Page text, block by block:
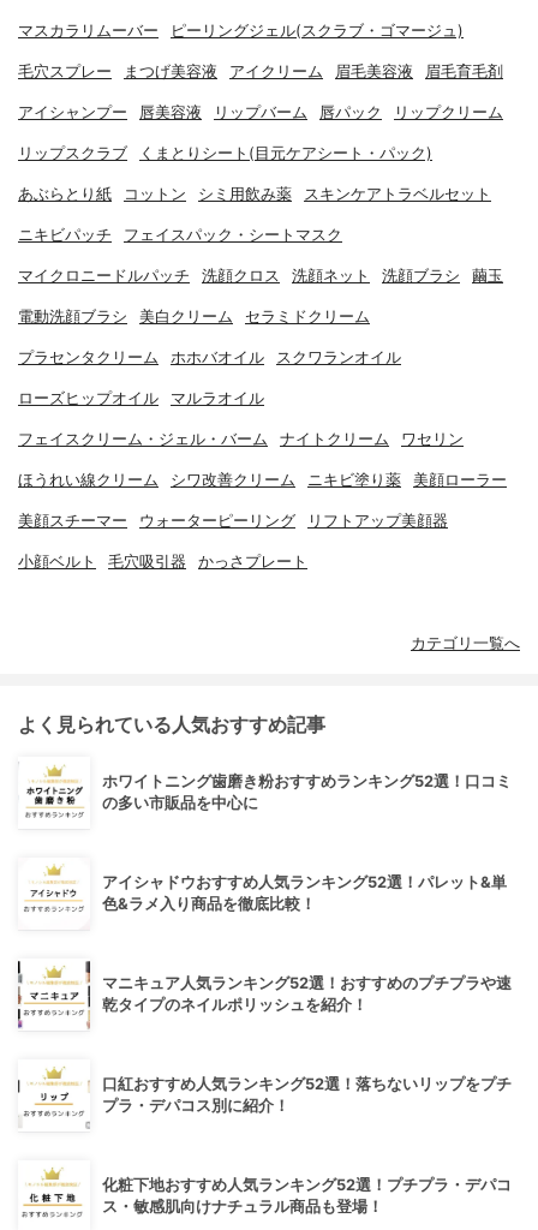
マスカラリムーバー ピーリングジェル(スクラブ・ゴマージュ)
毛穴スプレー まつげ美容液 アイクリーム 眉毛美容液 眉毛育毛剤
アイシャンプー 唇美容液 リップバーム 唇パック リップクリーム
リップスクラブ くまとりシート(目元ケアシート・パック)
あぶらとり紙 コットン シミ用飲み薬 スキンケアトラベルセット
ニキビパッチ フェイスパック・シートマスク
マイクロニードルパッチ 洗顔クロス 洗顔ネット 洗顔ブラシ 繭玉
電動洗顔ブラシ 美白クリーム セラミドクリーム
プラセンタクリーム ホホバオイル スクワランオイル
ローズヒップオイル マルラオイル
フェイスクリーム・ジェル・バーム ナイトクリーム ワセリン
ほうれい線クリーム シワ改善クリーム ニキビ塗り薬 美顔ローラー
美顔スチーマー ウォーターピーリング リフトアップ美顔器
小顔ベルト 毛穴吸引器 かっさプレート
カテゴリ一覧へ
よく見られている人気おすすめ記事
ホワイトニング歯磨き粉おすすめランキング52選！口コミ
の多い市販品を中心に
アイシャドウおすすめ人気ランキング52選！パレット&単
色&ラメ入り商品を徹底比較！
マニキュア人気ランキング52選！おすすめのプチプラや速
乾タイプのネイルポリッシュを紹介！
口紅おすすめ人気ランキング52選！落ちないリップをプチ
プラ・デパコス別に紹介！
化粧下地おすすめ人気ランキング52選！プチプラ・デパコ
ス・敏感肌向けナチュラル商品も登場！